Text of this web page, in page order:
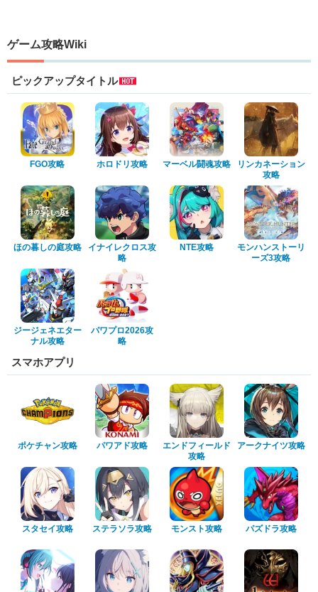
ゲーム攻略Wiki
ピックアップタイトル
FGO攻略 ホロドリ攻略 マーベル闘魂攻略
リンカネーション
攻略
ほの暮しの庭攻略
イナイレクロス攻
略
NTE攻略
モンハンストーリ
ーズ3攻略
ジージェネエター
ナル攻略
パワプロ2026攻
略
スマホアプリ
ポケチャン攻略 パワアド攻略
エンドフィールド
攻略
アークナイツ攻略
スタセイ攻略 ステラソラ攻略 モンスト攻略 パズドラ攻略